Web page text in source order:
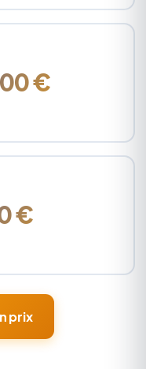
€
€
prix